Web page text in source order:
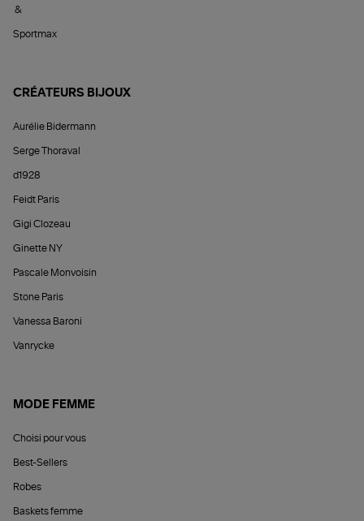
&
Sportmax
CRÉATEURS BIJOUX
Aurélie Bidermann
Serge Thoraval
d1928
Feidt Paris
Gigi Clozeau
Ginette NY
Pascale Monvoisin
Stone Paris
Vanessa Baroni
Vanrycke
MODE FEMME
Choisi pour vous
Best-Sellers
Robes
Baskets femme